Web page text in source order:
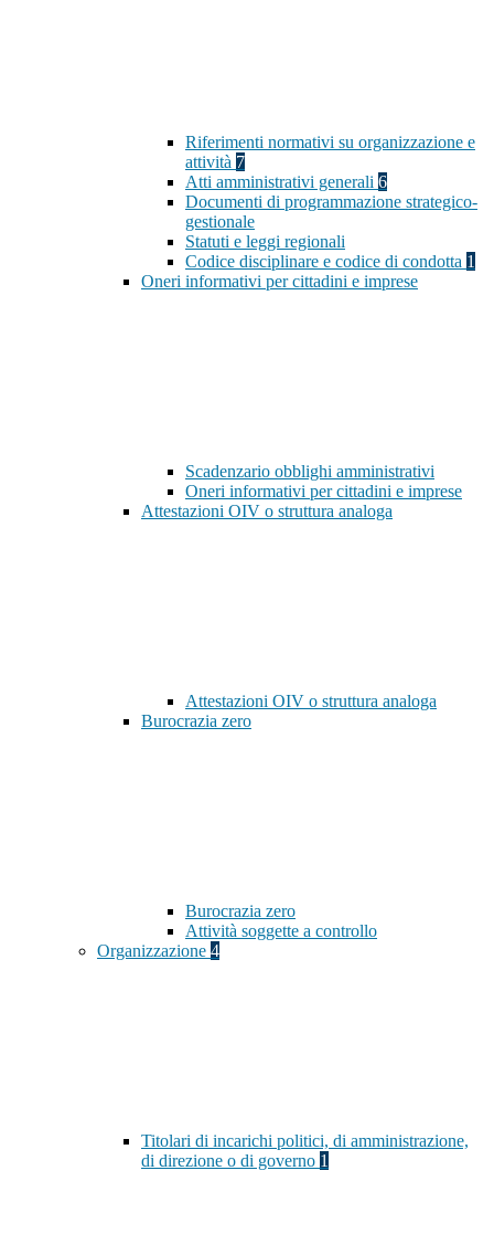
Riferimenti normativi su organizzazione e
attività 7
Atti amministrativi generali 6
Documenti di programmazione strategico-
gestionale
Statuti e leggi regionali
Codice disciplinare e codice di condotta 1
Oneri informativi per cittadini e imprese
Scadenzario obblighi amministrativi
Oneri informativi per cittadini e imprese
Attestazioni OIV o struttura analoga
Attestazioni OIV o struttura analoga
Burocrazia zero
Burocrazia zero
Attività soggette a controllo
Organizzazione 4
Titolari di incarichi politici, di amministrazione,
di direzione o di governo 1